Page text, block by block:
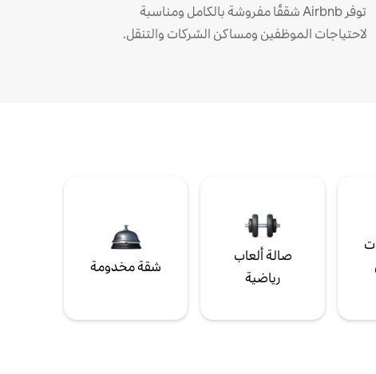
توفر Airbnb شققًا مفروشة بالكامل ومناسبة
لاحتياجات الموظفين ومساكن الشركات والتنقل.
صالة ألعاب
رياضية
شقة مخدومة